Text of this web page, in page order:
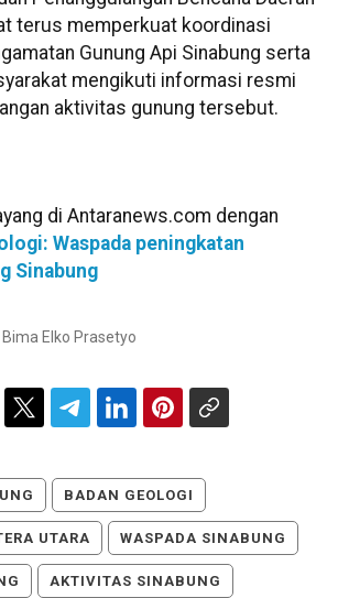
terus memperkuat koordinasi
Gunung Api Sinabung serta
mengikuti informasi resmi
aktivitas gunung tersebut.
di Antaranews.com dengan
Waspada peningkatan
Sinabung
Elko Prasetyo
BADAN GEOLOGI
UTARA WASPADA SINABUNG
AKTIVITAS SINABUNG